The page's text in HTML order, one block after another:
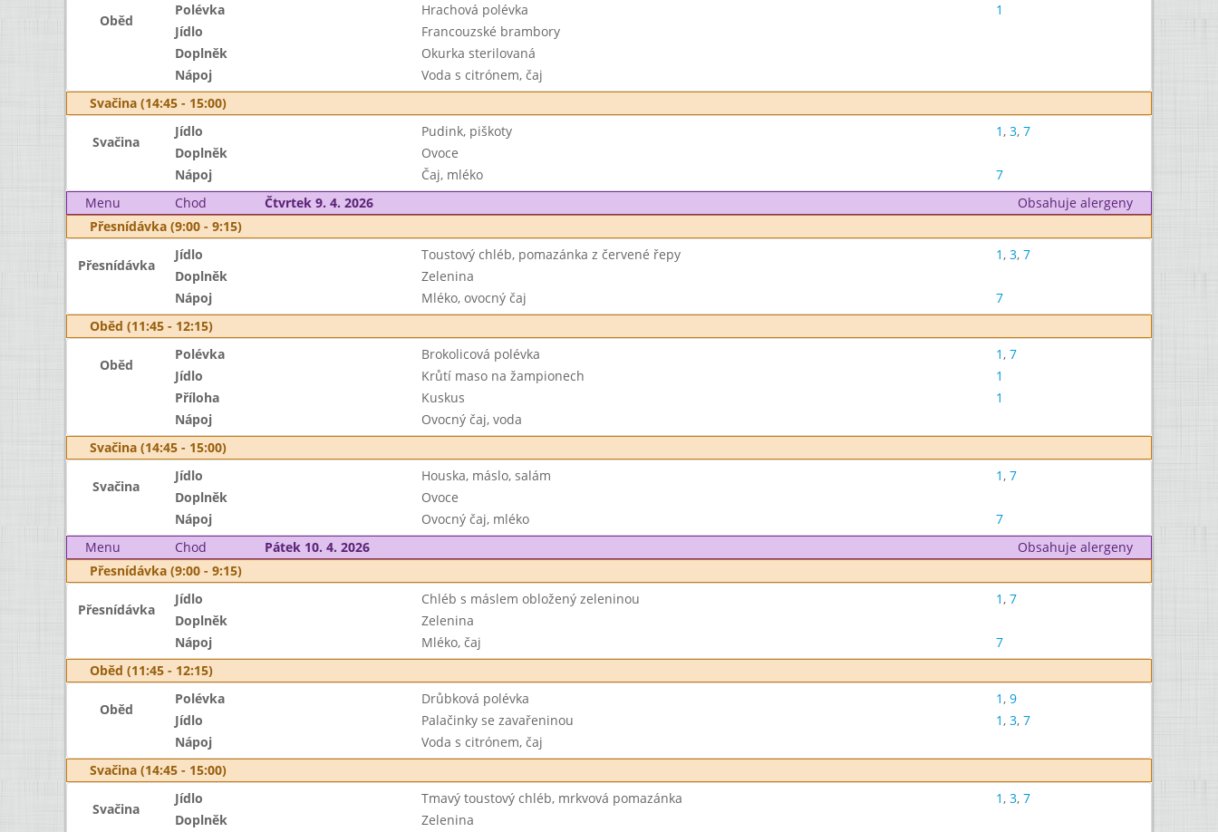
Oběd
Polévka Hrachová polévka
1
Jídlo
Francouzské brambory
Doplněk
Okurka sterilovaná
Nápoj
Voda s citrónem, čaj
Svačina (14:45 - 15:00)
Svačina
Jídlo Pudink, piškoty 1, 3, 7
Doplněk
Ovoce
Nápoj
Čaj, mléko
7
Menu
Chod Čtvrtek 9. 4. 2026
Obsahuje alergeny
Přesnídávka (9:00 - 9:15)
Přesnídávka
Jídlo Toustový chléb, pomazánka z červené řepy 1, 3, 7
Doplněk
Zelenina
Nápoj
Mléko, ovocný čaj
7
Oběd (11:45 - 12:15)
Oběd
Polévka Brokolicová polévka 1, 7
Jídlo
Krůtí maso na žampionech
1
Příloha
Kuskus
1
Nápoj
Ovocný čaj, voda
Svačina (14:45 - 15:00)
Svačina
Jídlo Houska, máslo, salám 1, 7
Doplněk
Ovoce
Nápoj
Ovocný čaj, mléko
7
Menu
Chod Pátek 10. 4. 2026
Obsahuje alergeny
Přesnídávka (9:00 - 9:15)
Přesnídávka
Jídlo Chléb s máslem obložený zeleninou 1, 7
Doplněk
Zelenina
Nápoj
Mléko, čaj
7
Oběd (11:45 - 12:15)
Oběd
Polévka Drůbková polévka 1, 9
Jídlo
Palačinky se zavařeninou 1, 3, 7
Nápoj
Voda s citrónem, čaj
Svačina (14:45 - 15:00)
Svačina
Jídlo Tmavý toustový chléb, mrkvová pomazánka 1, 3, 7
Doplněk
Zelenina